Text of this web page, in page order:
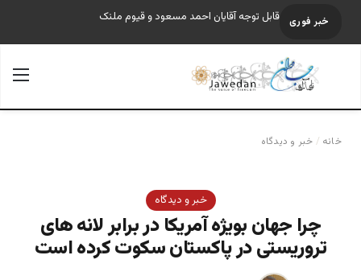
خبر فوری قابل توجه آقایان احمد مسعود و قیوم ملنک
جستجو برای
خانه / خبر و دیدگاه
خبر و دیدگاه
چرا جهان بویژه آمریکا در برابر لانه های
تروریستی در پاکستان سکوت کرده است